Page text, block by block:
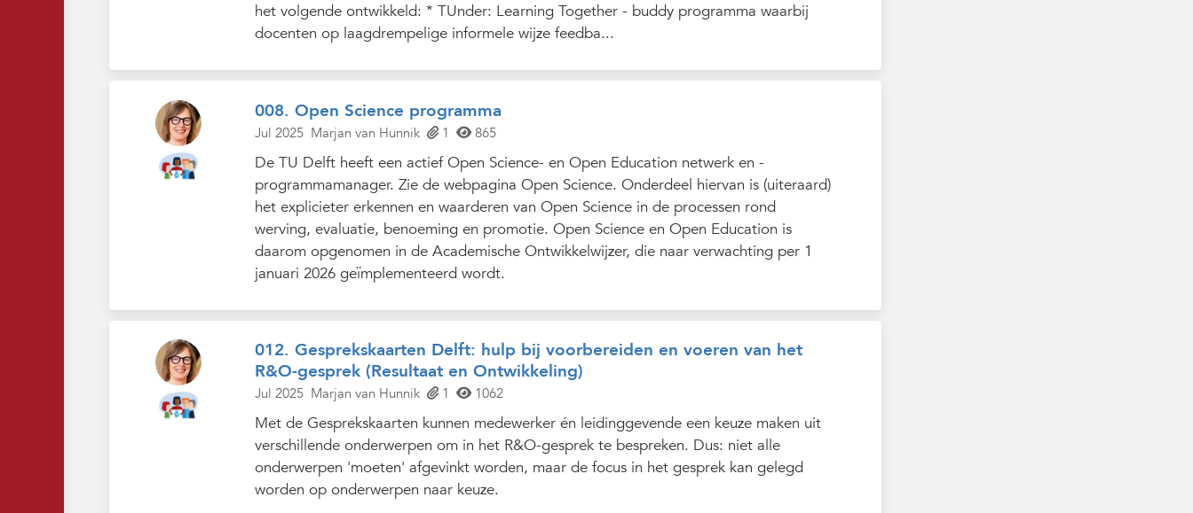
het volgende ontwikkeld: * TUnder: Learning Together - buddy programma waarbij
docenten op laagdrempelige informele wijze feedba...
008. Open Science programma
Jul 2025 Marjan van Hunnik 1 865
De TU Delft heeft een actief Open Science- en Open Education netwerk en -
programmamanager. Zie de webpagina Open Science. Onderdeel hiervan is (uiteraard)
het explicieter erkennen en waarderen van Open Science in de processen rond
werving, evaluatie, benoeming en promotie. Open Science en Open Education is
daarom opgenomen in de Academische Ontwikkelwijzer, die naar verwachting per 1
januari 2026 geïmplementeerd wordt.
012. Gesprekskaarten Delft: hulp bij voorbereiden en voeren van het
R&O-gesprek (Resultaat en Ontwikkeling)
Jul 2025 Marjan van Hunnik 1 1062
Met de Gesprekskaarten kunnen medewerker én leidinggevende een keuze maken uit
verschillende onderwerpen om in het R&O-gesprek te bespreken. Dus: niet alle
onderwerpen 'moeten' afgevinkt worden, maar de focus in het gesprek kan gelegd
worden op onderwerpen naar keuze.